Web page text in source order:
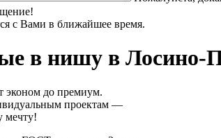
с Вами в ближайшее время.
в нишу в Лосино-
эконом до премиум.
проектам —
мечту!